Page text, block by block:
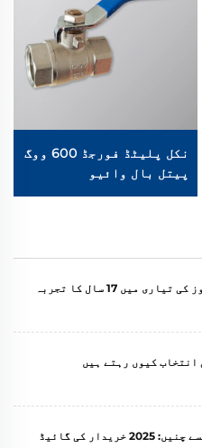
نکل پلیٹڈ فورجڈ 600 ووگ
پیتل بال وائیو
17 سال کا تجربہ
کیوں رہتے ہیں
کی گائیڈ